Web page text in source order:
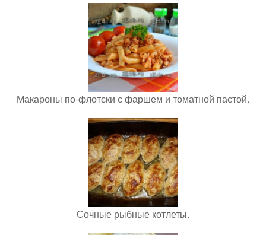
Макароны по-флотски с фаршем и томатной пастой.
Сочные рыбные котлеты.